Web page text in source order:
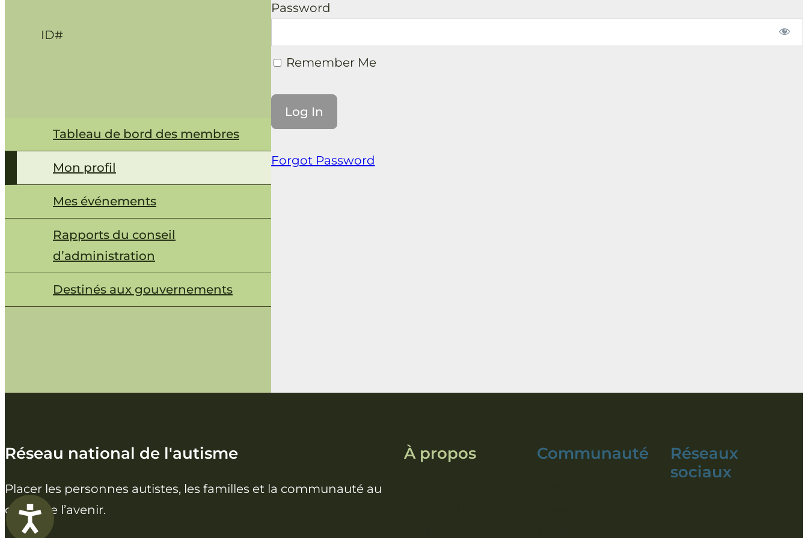
ID#
Tableau de bord des membres
Mon profil
Mes événements
Rapports du conseil
d’administration
Destinés aux gouvernements
Password
Remember Me
Forgot Password
Réseau national de l'autisme
Placer les personnes autistes, les familles et la communauté au
coeur de l’avenir.
À propos Communauté
Réseaux
sociaux